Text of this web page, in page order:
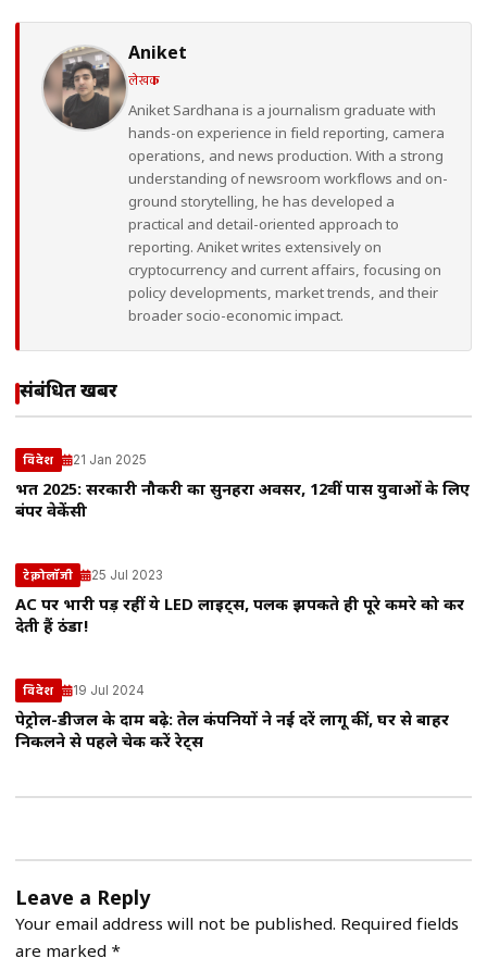
Aniket
लेखक
Aniket Sardhana is a journalism graduate with
hands-on experience in field reporting, camera
operations, and news production. With a strong
understanding of newsroom workflows and on-
ground storytelling, he has developed a
practical and detail-oriented approach to
reporting. Aniket writes extensively on
cryptocurrency and current affairs, focusing on
policy developments, market trends, and their
broader socio-economic impact.
संबंधित खबरें
विदेश 21 Jan 2025
भर्ती 2025: सरकारी नौकरी का सुनहरा अवसर, 12वीं पास युवाओं के लिए
बंपर वेकेंसी
टेक्नोलॉजी 25 Jul 2023
AC पर भारी पड़ रहीं ये LED लाइट्स, पलक झपकते ही पूरे कमरे को कर
देती हैं ठंडा!
विदेश 19 Jul 2024
पेट्रोल-डीजल के दाम बढ़े: तेल कंपनियों ने नई दरें लागू कीं, घर से बाहर
निकलने से पहले चेक करें रेट्स
Leave a Reply
Your email address will not be published. Required fields
are marked *